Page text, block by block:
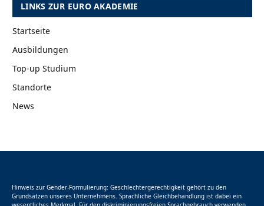
LINKS ZUR EURO AKADEMIE
Startseite
Ausbildungen
Top-up Studium
Standorte
News
Hinweis zur Gender-Formulierung: Geschlechtergerechtigkeit gehört zu den
Grundsätzen unseres Unternehmens. Sprachliche Gleichbehandlung ist dabei ein